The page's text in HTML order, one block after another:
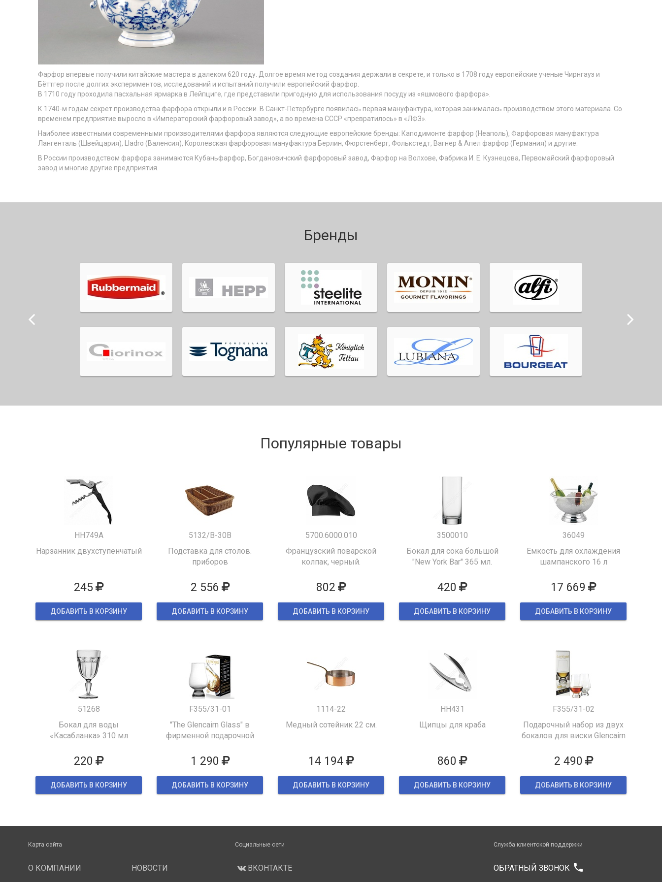
Фарфор впервые получили китайские мастера в далеком 620 году. Долгое время метод создания держали в секрете, и только в 1708 году европейские ученые Чирнгауз и
Бёттгер после долгих экспериментов, исследований и испытаний получили европейский фарфор.
В 1710 году проходила пасхальная ярмарка в Лейпциге, где представили пригодную для использования посуду из «яшмового фарфора».
К 1740-м годам секрет производства фарфора открыли и в России. В Санкт-Петербурге появилась первая мануфактура, которая занималась производством этого материала. Со
временем предприятие выросло в «Императорский фарфоровый завод», а во времена СССР «превратилось» в «ЛФЗ».
Наиболее известными современными производителями фарфора являются следующие европейские бренды: Каподимонте фарфор (Неаполь), Фарфоровая мануфактура
Лангенталь (Швейцария), Lladro (Валенсия), Kоролевская фарфоровая мануфактура Берлин, Фюрстенберг, Фолькстедт, Вагнер & Aпел фарфор (Германия) и другие.
В России производством фарфора занимаются Кубаньфарфор, Богдановичский фарфоровый завод, Фарфор на Волхове, Фабрика И. Е. Кузнецова, Первомайский фарфоровый
завод и многие другие предприятия.
Бренды
Популярные товары
HH749A
Нарзанник двухступенчатый
245
ДОБАВИТЬ В КОРЗИНУ
5132/B-30B
Подставка для столов.
приборов
2 556
ДОБАВИТЬ В КОРЗИНУ
5700.6000.010
Французский поварской
колпак, черный.
802
ДОБАВИТЬ В КОРЗИНУ
3500010
Бокал для сока большой
"New York Bar" 365 мл.
420
ДОБАВИТЬ В КОРЗИНУ
36049
Емкость для охлаждения
шампанского 16 л
17 669
ДОБАВИТЬ В КОРЗИНУ
51268
Бокал для воды
«Касабланка» 310 мл
220
ДОБАВИТЬ В КОРЗИНУ
F355/31-01
"The Glencairn Glass" в
фирменной подарочной
1 290
ДОБАВИТЬ В КОРЗИНУ
1114-22
Медный сотейник 22 см.
14 194
ДОБАВИТЬ В КОРЗИНУ
HH431
Щипцы для краба
860
ДОБАВИТЬ В КОРЗИНУ
F355/31-02
Подарочный набор из двух
бокалов для виски Glencairn
2 490
ДОБАВИТЬ В КОРЗИНУ
Карта сайта
О КОМПАНИИ НОВОСТИ
Социальные сети
ВКОНТАКТЕ
Служба клиентской поддержки
ОБРАТНЫЙ ЗВОНОК phone